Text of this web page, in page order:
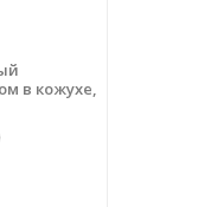
в кожухе,